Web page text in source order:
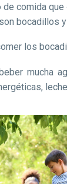
comida
bocadillos
los
mucha